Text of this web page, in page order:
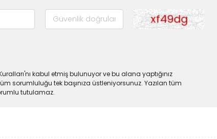
kabul etmiş bulunuyor ve bu alana yaptığınız
sorumluluğu tek başınıza üstleniyorsunuz. Yazılan tüm
tutulamaz.